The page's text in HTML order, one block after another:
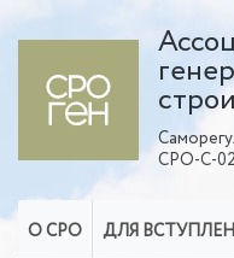
СРО-С-
О СРО ДЛЯ